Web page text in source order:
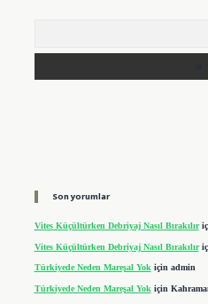
Son yorumlar
Vites Küçültürken Debriyaj Nasıl Bırakılır
Vites Küçültürken Debriyaj Nasıl Bırakılır
Türkiyede Neden Mareşal Yokiçin admin
Türkiyede Neden Mareşal Yok için